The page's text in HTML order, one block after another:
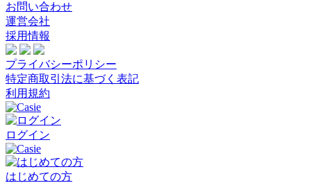
お問い合わせ
運営会社
採用情報
プライバシーポリシー
特定商取引法に基づく表記
利用規約
ログイン
はじめての方